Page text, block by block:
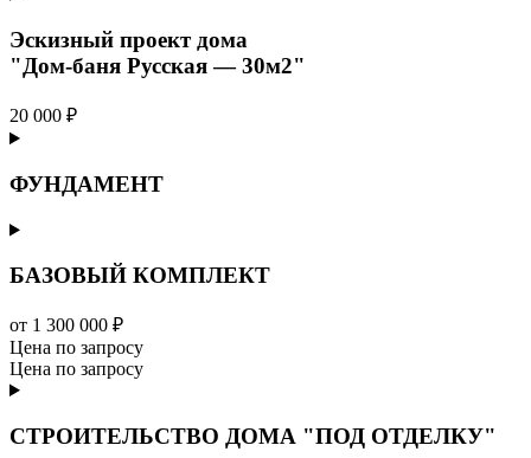
Эскизный проект дома
"Дом-баня Русская — 30м2"
20 000 ₽
ФУНДАМЕНТ
БАЗОВЫЙ КОМПЛЕКТ
от 1 300 000 ₽
Цена по запросу
Цена по запросу
СТРОИТЕЛЬСТВО ДОМА "ПОД ОТДЕЛКУ"